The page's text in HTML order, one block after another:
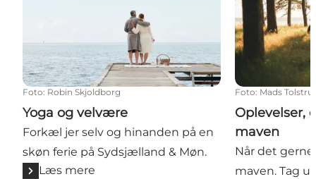
Foto: Robin Skjoldborg
Yoga og velvære
Forkæl jer selv og hinanden på en
skøn ferie på Sydsjælland & Møn.
Læs mere
Foto: Mads
Oplevelser,
maven
Når det
maven. Tag